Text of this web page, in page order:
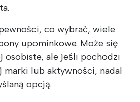
co wybrać, wiele
upominkowe. Może się
osobiste, ale jeśli pochodzi
lub aktywności, nadal
opcją.